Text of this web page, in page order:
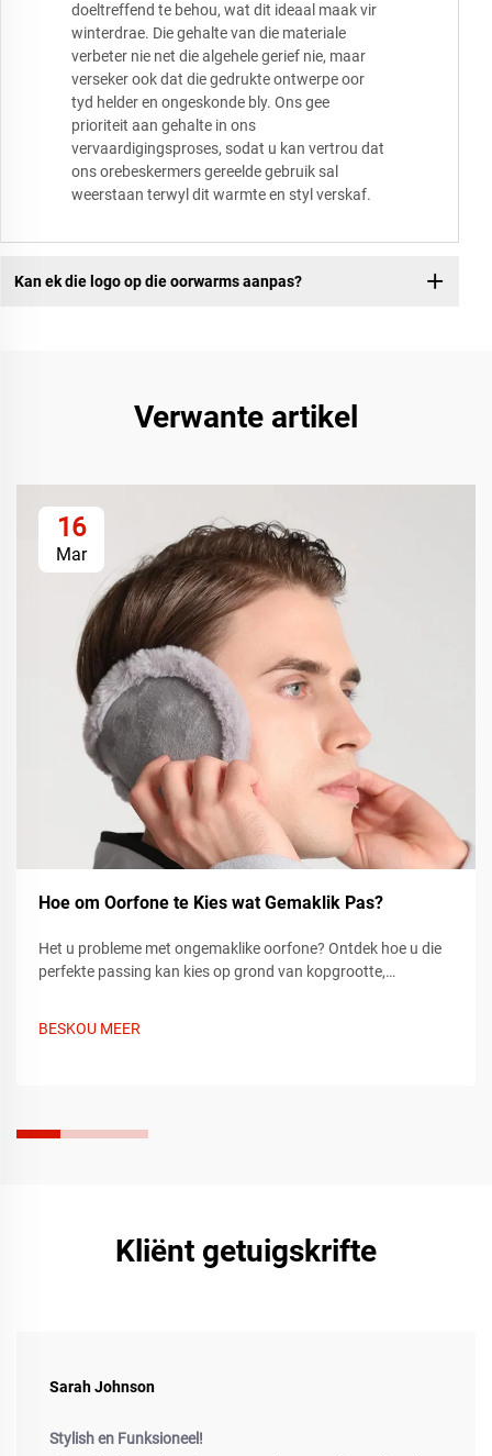
doeltreffend te behou, wat dit ideaal maak vir
winterdrae. Die gehalte van die materiale
verbeter nie net die algehele gerief nie, maar
verseker ook dat die gedrukte ontwerpe oor
tyd helder en ongeskonde bly. Ons gee
prioriteit aan gehalte in ons
vervaardigingsproses, sodat u kan vertrou dat
ons orebeskermers gereelde gebruik sal
weerstaan terwyl dit warmte en styl verskaf.
Kan ek die logo op die oorwarms aanpas?
Verwante artikel
16
Mar
Hoe om Oorfone te Kies wat Gemaklik Pas?
Het u probleme met ongemaklike oorfone? Ontdek hoe u die
perfekte passing kan kies op grond van kopgrootte,
BESKOU MEER
Kliënt getuigskrifte
Sarah Johnson
Stylish en Funksioneel!